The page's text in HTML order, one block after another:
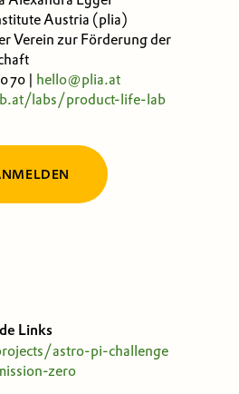
Austria (plia)
Verein zur Förderung der
70 | hello@plia.at
labs/product-life-lab
Links
astro-pi-challenge
zero